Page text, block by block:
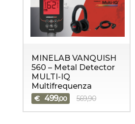
MINELAB VANQUISH
560 – Metal Detector
MULTI-IQ
Multifrequenza
€ 499,00 569,90